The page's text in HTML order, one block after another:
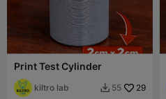
Print Test Cylinder
kiltro lab  55 29